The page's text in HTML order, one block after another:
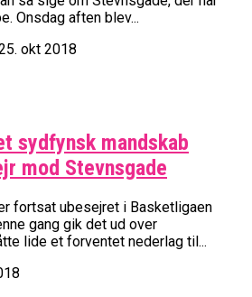
Bakken Bears Åbner FIBA Europe
Cup Med Smalt Nederlag
Imponerede Stort I Debut I Youth
Misser Champions League-
Gruppespil
Basketball Champions League
Portland Trail Blazers
Danske Tobias Jensen Skal Møde
Portland Trail Blazers I NBA-
Kamp
Vanvittigt Overtidsdrama Mod
USA
Basketball-OL 2024: Se
Medie: Lebron James Vil Stå I
I Dansk Basket Boomer:
For 12. År I Træk
Onsdag aften blev...
okt 2018
sydfynsk mandskab
mod Stevnsgade
fortsat ubesejret i Basketligaen
gang gik det ud over
lide et forventet nederlag til...